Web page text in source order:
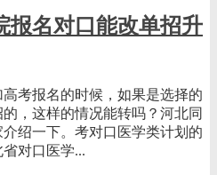
报名对口能改单招升
考报名的时候，如果是选择的
，这样的情况能转吗？河北同
绍一下。考对口医学类计划的
对口医学...